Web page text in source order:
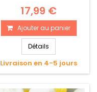
17,99 €
Ajouter au panier
Détails
Livraison en 4-5 jours